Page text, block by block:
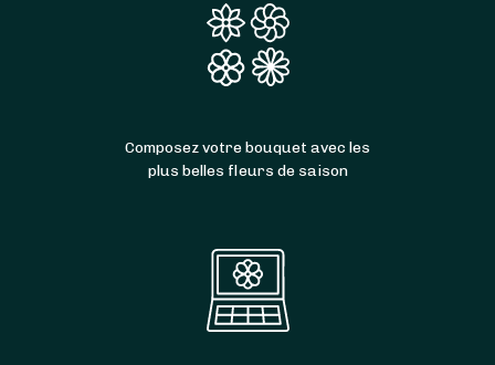
Composez votre bouquet avec les
plus belles fleurs de saison